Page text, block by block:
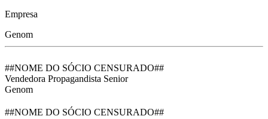
Empresa
Genom
##NOME DO SÓCIO CENSURADO##
Vendedora Propagandista Senior
Genom
##NOME DO SÓCIO CENSURADO##